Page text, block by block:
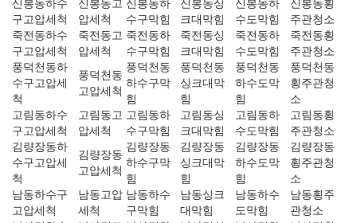
구고압세척
압세척
수구막힘
크대막힘
수도막힘
주관청소
죽전동하수
구고압세척
죽전동고
압세척
죽전동하
수구막힘
죽전동싱
크대막힘
죽전동하
수도막힘
죽전동횡
주관청소
풍덕천동하
수구고압세
척
풍덕천동
고압세척
풍덕천동
하수구막
힘
풍덕천동
싱크대막
힘
풍덕천동
하수도막
힘
풍덕천동
횡주관청
소
고림동하수
구고압세척
고림동고
압세척
고림동하
수구막힘
고림동싱
크대막힘
고림동하
수도막힘
고림동횡
주관청소
김량장동하
수구고압세
척
김량장동
고압세척
김량장동
하수구막
힘
김량장동
싱크대막
힘
김량장동
하수도막
힘
김량장동
횡주관청
소
남동하수구
고압세척
남동고압
세척
남동하수
구막힘
남동싱크
대막힘
남동하수
도막힘
남동횡주
관청소